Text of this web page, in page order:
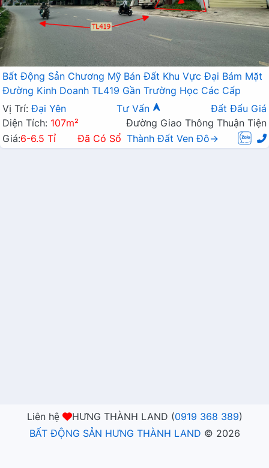
Bất Động Sản Chương Mỹ Bán Đất Khu Vực Đại Bám Mặt
Đường Kinh Doanh TL419 Gần Trường Học Các Cấp
Vị Trí: Đại Yên Tư Vấn
Đất Đấu Giá
Diện Tích: 107m²
Đường Giao Thông Thuận Tiện
Giá:6-6.5 Tỉ Đã Có Sổ Thành Đất Ven Đô→
Liên hệ HƯNG THÀNH LAND (0919 368 389)
BẤT ĐỘNG SẢN HƯNG THÀNH LAND © 2026